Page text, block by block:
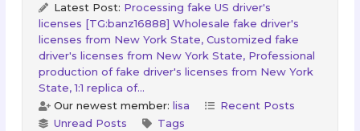
Latest Post: Processing fake US driver's
licenses [TG:banz16888] Wholesale fake driver's
licenses from New York State, Customized fake
driver's licenses from New York State, Professional
production of fake driver's licenses from New York
State, 1:1 replica of...
Our newest member:lisa
Recent Posts
Unread Posts
Tags